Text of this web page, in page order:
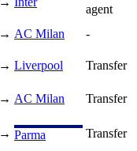
agent
→ AC Milan
-
→ Liverpool
Transfer
→ AC Milan Transfer
→ Parma
Transfer